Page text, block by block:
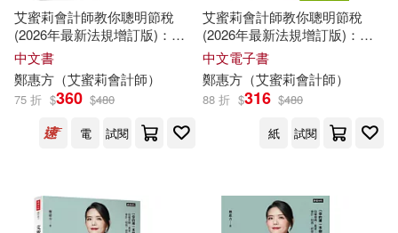
鄭惠方（艾蜜莉會計師）(6)
鄭惠方(2)
鄭惠方(艾蜜莉會計師)(2)
史惠方(1)
展開
出版社 (可複選)
艾蜜莉會計師教你聰明節稅
(2026年最新法規增訂版)：圖
解個人所得、房地產、投資理
財、遺贈稅
中文書
鄭惠方 （艾蜜莉會計師）
75 折 $360 $480
電
試閱
艾蜜莉會計師教你聰明節稅
(2026年最新法規增訂版)：圖
解個人所得、房地產、投資理
財、遺贈稅 (電子書)
中文電子書
鄭惠方 （艾蜜莉會計師）
88 折 $316 $480
紙
試閱